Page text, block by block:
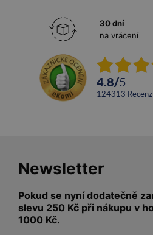
30 dní
na vrácení
4.8/5
124313
Newsletter
Pokud se nyní dodatečně
slevu 250 Kč při nákupu v
1000 Kč.